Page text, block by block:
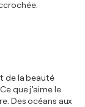
de la beauté
que j’aime le
Des océans aux